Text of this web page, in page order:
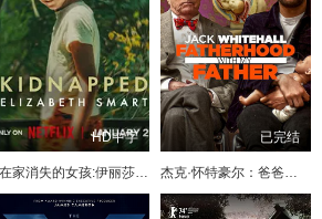
HD中字
在家消失的女孩:伊丽莎白·斯马特绑架案
已完结
杰克·怀特豪尔：爸爸教我做爸爸